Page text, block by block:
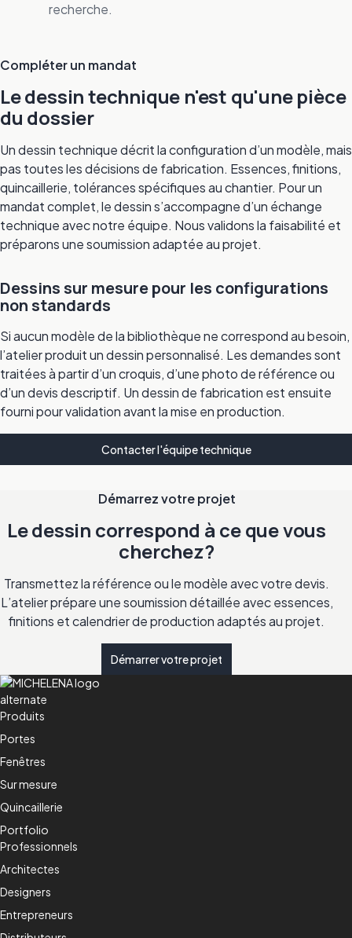
recherche.
Compléter un mandat
Le dessin technique n'est qu'une pièce
du dossier
Un dessin technique décrit la configuration d’un modèle, mais
pas toutes les décisions de fabrication. Essences, finitions,
quincaillerie, tolérances spécifiques au chantier. Pour un
mandat complet, le dessin s’accompagne d’un échange
technique avec notre équipe. Nous validons la faisabilité et
préparons une soumission adaptée au projet.
Dessins sur mesure pour les configurations
non standards
Si aucun modèle de la bibliothèque ne correspond au besoin,
l’atelier produit un dessin personnalisé. Les demandes sont
traitées à partir d’un croquis, d’une photo de référence ou
d’un devis descriptif. Un dessin de fabrication est ensuite
fourni pour validation avant la mise en production.
Contacter l'équipe technique
Démarrez votre projet
Le dessin correspond à ce que vous
cherchez?
Transmettez la référence ou le modèle avec votre devis.
L’atelier prépare une soumission détaillée avec essences,
finitions et calendrier de production adaptés au projet.
Démarrer votre projet
Produits
Portes
Fenêtres
Sur mesure
Quincaillerie
Portfolio
Professionnels
Architectes
Designers
Entrepreneurs